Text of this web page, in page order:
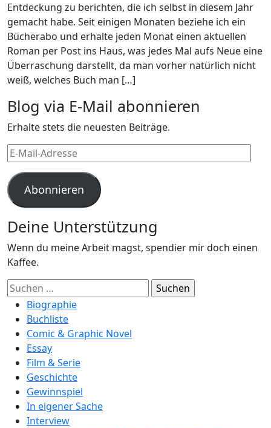
Entdeckung zu berichten, die ich selbst in diesem Jahr
gemacht habe. Seit einigen Monaten beziehe ich ein
Bücherabo und erhalte jeden Monat einen aktuellen
Roman per Post ins Haus, was jedes Mal aufs Neue eine
Überraschung darstellt, da man vorher natürlich nicht
weiß, welches Buch man […]
Blog via E-Mail abonnieren
Erhalte stets die neuesten Beiträge.
E-
Mail-
Adresse
Abonnieren
Deine Unterstützung
Wenn du meine Arbeit magst, spendier mir doch einen
Kaffee.
Suchen
nach:Biographie
Buchliste
Comic & Graphic Novel
Essay
Film & Serie
Geschichte
Gewinnspiel
In eigener Sache
Interview